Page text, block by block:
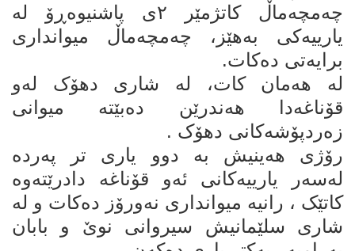
چەمچەماڵ کاتژمێر ٢ی پاشنیوەڕۆ لە
یارییەکی بەهێز، چەمچەماڵ میوانداری
برایەتی دەکات.
لە هەمان کات، لە شاری دهۆک لەو
قۆناغەدا هەندرێن دەبێتە میوانی
زەردپۆشەکانی دهۆک .
رۆژی هەینیش بە دوو یاری تر پەردە
لەسەر یارییەکانی ئەو قۆناغە دادرێتەوە
کاتێک ، رانیە میوانداری نەورۆز دەکات و لە
شاری سلێمانیش سیروانی نوێ و بابان